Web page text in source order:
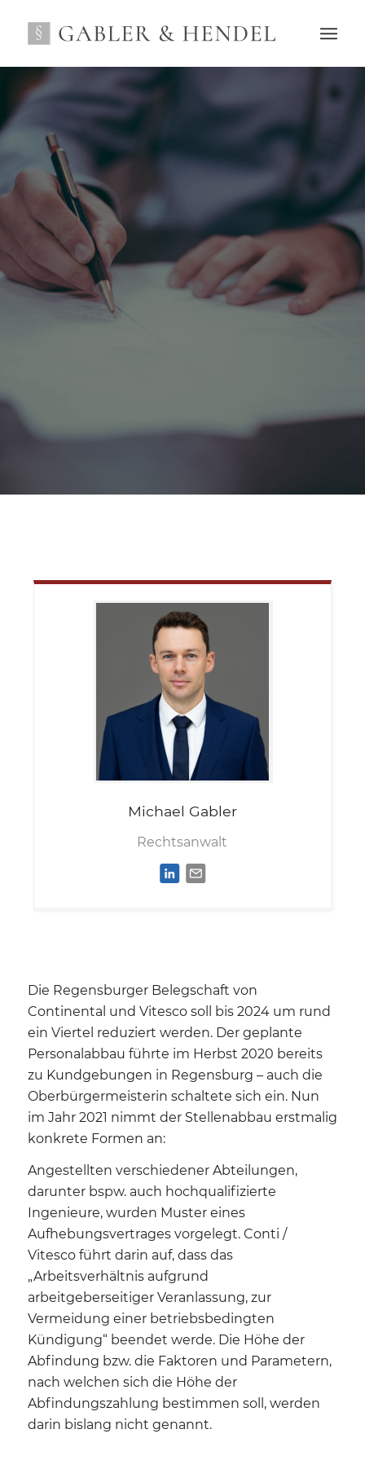
Personalabbau
bei Continental
und Vitesco in
Regensburg
Michael Gabler
Rechtsanwalt
Die Regensburger Belegschaft von
Continental und Vitesco soll bis 2024 um rund
ein Viertel reduziert werden. Der geplante
Personalabbau führte im Herbst 2020 bereits
zu Kundgebungen in Regensburg – auch die
Oberbürgermeisterin schaltete sich ein. Nun
im Jahr 2021 nimmt der Stellenabbau erstmalig
konkrete Formen an:
Angestellten verschiedener Abteilungen,
darunter bspw. auch hochqualifizierte
Ingenieure, wurden Muster eines
Aufhebungsvertrages vorgelegt. Conti /
Vitesco führt darin auf, dass das
„Arbeitsverhältnis aufgrund
arbeitgeberseitiger Veranlassung, zur
Vermeidung einer betriebsbedingten
Kündigung“ beendet werde. Die Höhe der
Abfindung bzw. die Faktoren und Parametern,
nach welchen sich die Höhe der
Abfindungszahlung bestimmen soll, werden
darin bislang nicht genannt.